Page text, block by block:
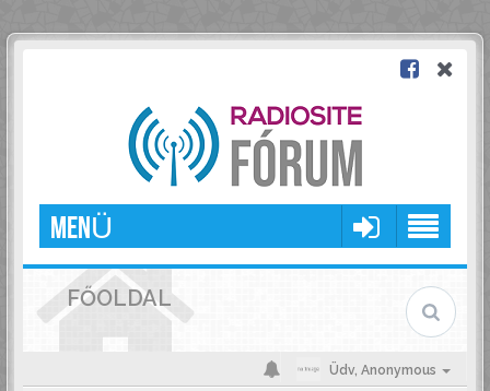
MENÜ
FŐOLDAL
Üdv, Anonymous